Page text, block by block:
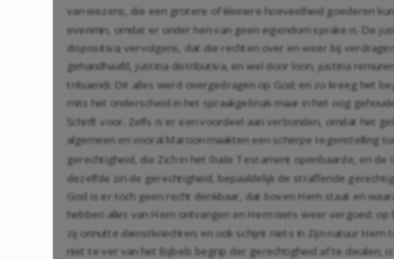
van wezens, die een grotere of kleinere hoeveelheid goederen
evenmin, omdat er onder hen van geen eigendom sprake is. De
dispositiva; vervolgens, dat die rechten over en weer bij
gehandhaafd, justitia distributiva, en wel door loon, justitia
tribuendi. Dit alles werd overgedragen op God; en zo kreeg het
mits het onderscheid in het spraakgebruik maar in het oog
Schrift voor. Zelfs is er een voordeel aan verbonden, omdat het
algemeen en vooral Marcion maakten een scherpe tegenstelling
gerechtigheid, die Zich in het 0ude Testament openbaarde, en
dezelfde zin de gerechtigheid, bepaaldelijk de straffende
God is er toch geen recht denkbaar, dat boven Hem staat en
hebben alles van Hem ontvangen en Hem niets weer vergoed;
zij onnutte dienstknechten; en ook schijnt niets in Zijn natuur
niet te ver van het Bijbels begrip der gerechtigheid af te dwalen,